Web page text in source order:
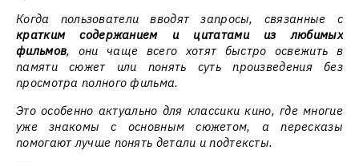
Когда пользователи вводят запросы, связанные с
кратким содержанием и цитатами из любимых
фильмов, они чаще всего хотят быстро освежить в
памяти сюжет или понять суть произведения без
просмотра полного фильма.
Это особенно актуально для классики кино, где многие
уже знакомы с основным сюжетом, а пересказы
помогают лучше понять детали и подтексты.